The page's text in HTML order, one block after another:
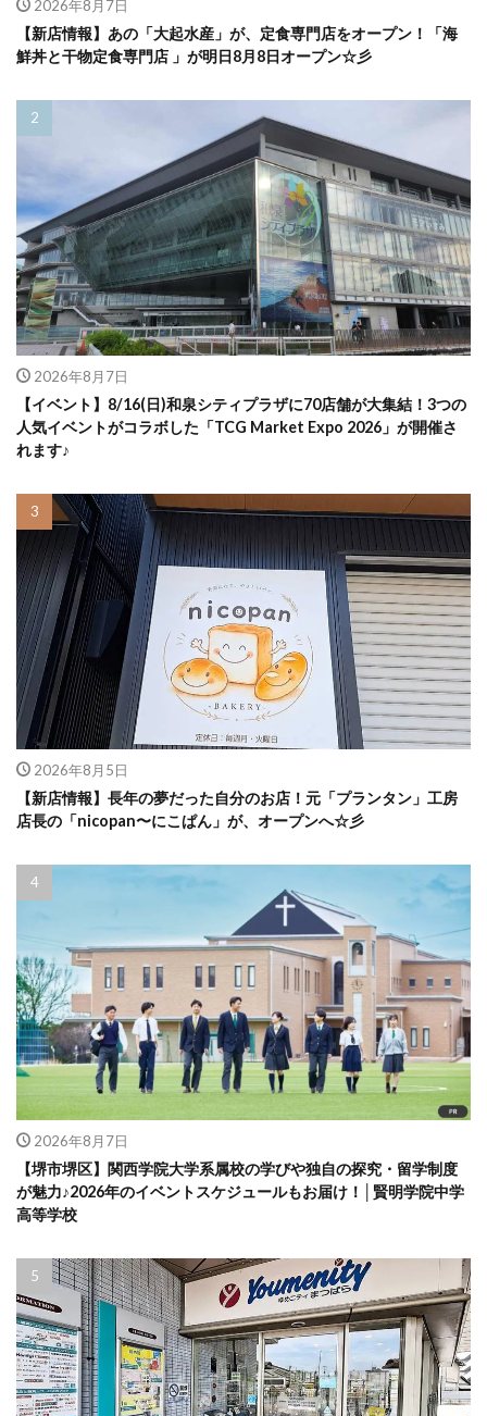
2026年8月7日
【新店情報】あの「大起水産」が、定食専門店をオープン！「海
鮮丼と干物定食専門店 」が明日8月8日オープン☆彡
2026年8月7日
【イベント】8/16(日)和泉シティプラザに70店舗が大集結！3つの
人気イベントがコラボした「TCG Market Expo 2026」が開催さ
れます♪
2026年8月5日
【新店情報】長年の夢だった自分のお店！元「プランタン」工房
店長の「nicopan〜にこぱん」が、オープンへ☆彡
2026年8月7日
【堺市堺区】関西学院大学系属校の学びや独自の探究・留学制度
が魅力♪2026年のイベントスケジュールもお届け！│賢明学院中学
高等学校